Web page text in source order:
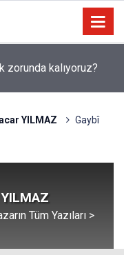
zorunda kalıyoruz?
YILMAZ
Gaybî
Tüm Yazıları >